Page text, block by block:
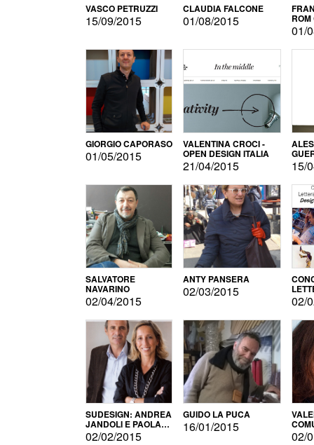
VASCO PETRUZZI
15/09/2015
CLAUDIA FALCONE
01/08/2015
01/
GIORGIO CAPORASO
01/05/2015
VALENTINA CROCI -
OPEN DESIGN ITALIA
21/04/2015 15/
SALVATORE
NAVARINO
02/04/2015
ANTY PANSERA
02/03/2015
02/
SUDESIGN: ANDREA
JANDOLI E PAOLA
PISAPIA
02/02/2015
GUIDO LA PUCA
16/01/2015
02/